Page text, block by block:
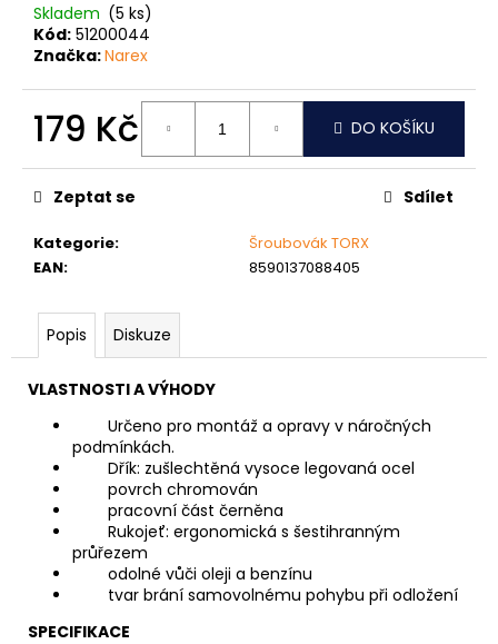
Skladem (5 ks)
Kód: 51200044
Značka:Narex
179 Kč
cena:
DO KOŠÍKU
Kategorie:
Šroubovák TORX
EAN: 8590137088405
Zeptat se Sdílet
Popis Diskuze
VLASTNOSTI A VÝHODY
Určeno pro montáž a opravy v náročných
podmínkách.
Dřík: zušlechtěná vysoce legovaná ocel
povrch chromován
pracovní část černěna
Rukojeť: ergonomická s šestihranným
průřezem
odolné vůči oleji a benzínu
tvar brání samovolnému pohybu při odložení
SPECIFIKACE
D
o
p
r
u
u
m
NÝT
TRHACÍ
PRŮMĚR
NÝTU
6MM
AL/ST
1,50